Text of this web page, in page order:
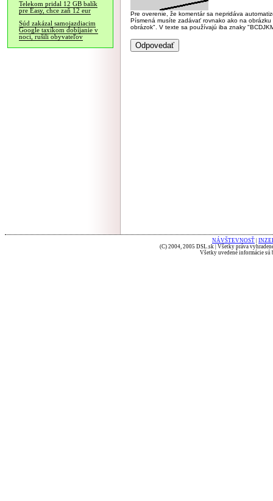
Telekom pridal 12 GB balík
pre Easy, chce zaň 12 eur
Súd zakázal samojazdiacim
Google taxíkom dobíjanie v
noci, rušili obyvateľov
Pre overenie, že komentár sa nepridáva
Písmená musíte zadávať rovnako ako na
obrázok". V texte sa používajú iba znaky
NÁVŠTEVNOSŤ
(C) 2004, 2005 DSL.sk | Všetky práva
Všetky uvedené informácie sú